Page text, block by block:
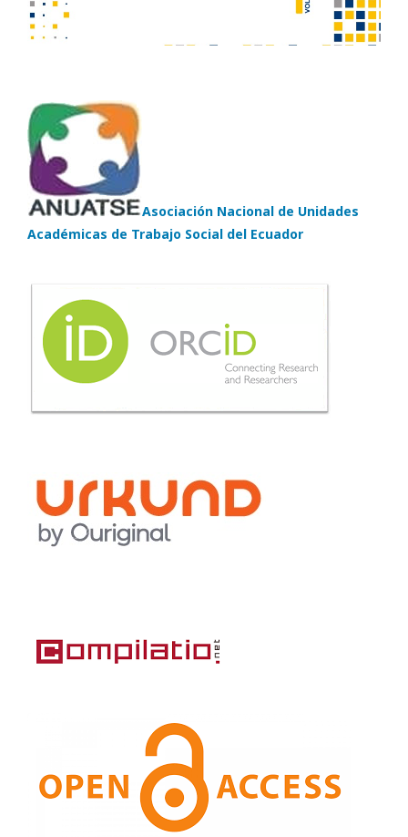
Asociación Nacional de Unidades
Académicas de Trabajo Social del Ecuador